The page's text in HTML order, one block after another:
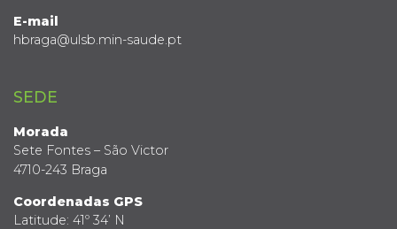
E-mail
hbraga@ulsb.min-saude.pt
SEDE
Morada
Sete Fontes – São Victor
4710-243 Braga
Coordenadas GPS
Latitude: 41º 34’ N